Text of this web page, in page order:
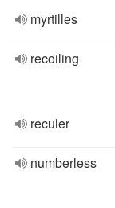
myrtilles
recoiling
reculer
numberless